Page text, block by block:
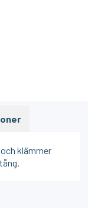
klämmer